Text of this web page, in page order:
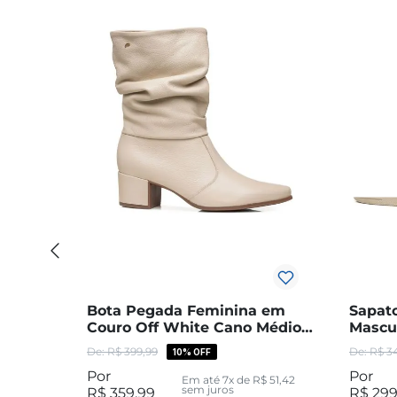
Bota Pegada Feminina em
Couro Off White Cano Médio
Slouch 280901-08
R$ 399,99 10% OFF
R$ 359,99
Em até 7x de R$ 51 42
sem juros
R$
R$ 299